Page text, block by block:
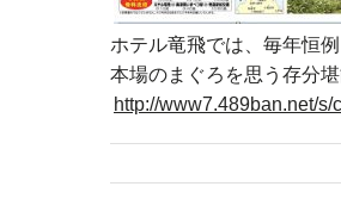
ホテル竜飛では、毎年恒
本場のまぐろを思う存分堪
http://www7.489ban.net/